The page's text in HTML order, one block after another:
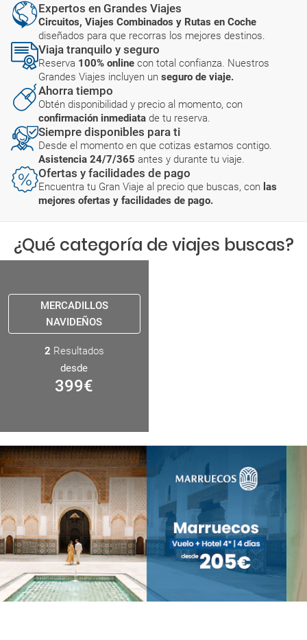
Expertos en Grandes Viajes
Circuitos, Viajes Combinados y Rutas en Coche
diseñados para que recorras los mejores destinos.
Viaja tranquilo y seguro
Reserva 100% online con total confianza. Nuestros
Grandes Viajes incluyen un seguro de viaje.
Ahorra tiempo
Obtén disponibilidad y precio al momento, con
confirmación inmediata de tu reserva.
Siempre disponibles para ti
Desde el momento en que cotizas estamos contigo.
Asistencia 24/7/365 antes y durante tu viaje.
Ofertas y facilidades de pago
Encuentra tu Gran Viaje al precio que buscas, con las
mejores ofertas y facilidades de pago.
¿Qué categoría de viajes buscas?
MERCADILLOS
NAVIDEÑOS
2 Resultados
desde
399€